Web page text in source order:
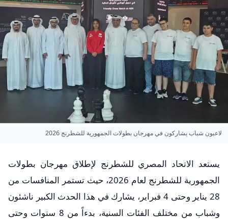
لاعبون شباب يشاركون في مهرجان بطولات الجمهورية للشطرنج 2026
يستعد الاتحاد المصري للشطرنج لإطلاق مهرجان بطولات
الجمهورية للشطرنج لعام 2026، حيث تستمر المنافسات من
28 يناير وحتى 4 فبراير، يشارك في هذا الحدث الكبير ناشئون
وشباب من مختلف الفئات السنية، بدءاً من 8 سنوات وحتى